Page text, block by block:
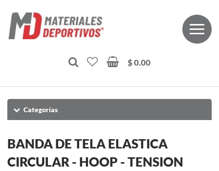
$ 0.00
Categorías
BANDA DE TELA ELASTICA
CIRCULAR - HOOP - TENSION